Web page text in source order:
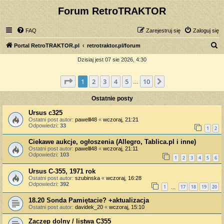
Forum RetroTRAKTOR
FAQ Zaloguj się
Zarejestruj się
Portal RetroTRAKTOR.pl retrotraktor.pl/forum
a
j
Dzisiaj jest 07 sie 2026, 4:30
Strona z10
1 2 3 4 5 10
Ostatnie posty
Ursus c325
Ostatni post autor: pawelll48 « wczoraj, 21:21
Odpowiedzi: 33 1 2
Ciekawe aukcje, ogłoszenia (Allegro, Tablica.pl i inne)
Ostatni post autor: pawelll48 « wczoraj, 21:11
Odpowiedzi: 103 1 2 3 4 5 6
Ursus C-355, 1971 rok
Ostatni post autor: szubinska « wczoraj, 16:28
Odpowiedzi: 392 1 17 18 19 20
18.20 Sonda Pamiętacie? +aktualizacja
Ostatni post autor: davidek_20 « wczoraj, 15:10
Zaczep dolny / listwa C355